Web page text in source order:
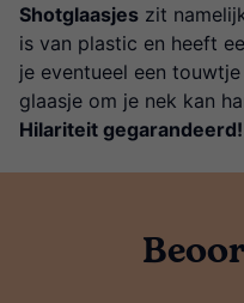
Shotglaasjes zit
is van plastic en heeft
je eventueel een
glaasje om je nek kan
Hilariteit gegarandeerd!